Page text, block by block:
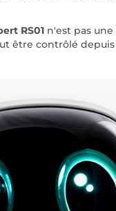
RS01 n'est pas
être contrôlé